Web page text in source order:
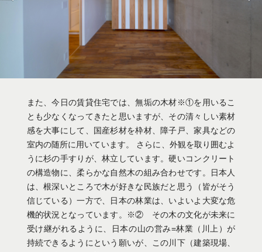
また、今日の賃貸住宅では、無垢の木材※①を用いるこ
とも少なくなってきたと思いますが、その清々しい素材
感を大事にして、国産杉材を枠材、障子戸、家具などの
室内の随所に用いています。 さらに、外観を取り囲むよ
うに杉の手すりが、林立しています。硬いコンクリート
の構造物に、柔らかな自然木の組み合わせです。日本人
は、根深いところで木が好きな民族だと思う（皆がそう
信じている）一方で、日本の林業は、いよいよ大変な危
機的状況となっています。※② その木の文化が未来に
受け継がれるように、日本の山の営み=林業（川上）が
持続できるようにという願いが、この川下（建築現場、